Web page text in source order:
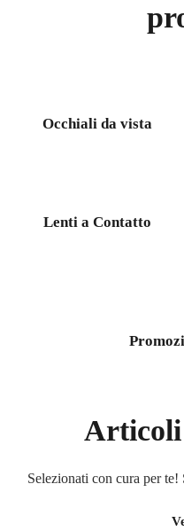
Occhiali da vista
Lenti a Contatto
Selezionati con cura per